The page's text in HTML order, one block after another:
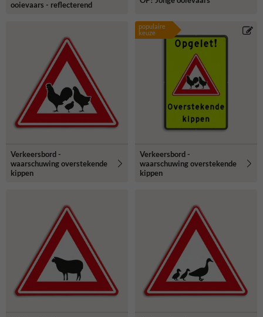
ooievaars - reflecterend
Verkeersbord -
waarschuwing overstekende
kippen
populaire
keuze
Verkeersbord -
waarschuwing overstekende
kippen